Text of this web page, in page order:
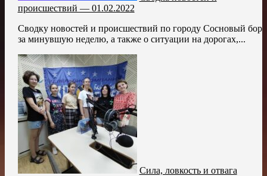
происшествий — 01.02.2022
Сводку новостей и происшествий по городу Сосновый бор
за минувшую неделю, а также о ситуации на дорогах,...
Сила, ловкость и отвага